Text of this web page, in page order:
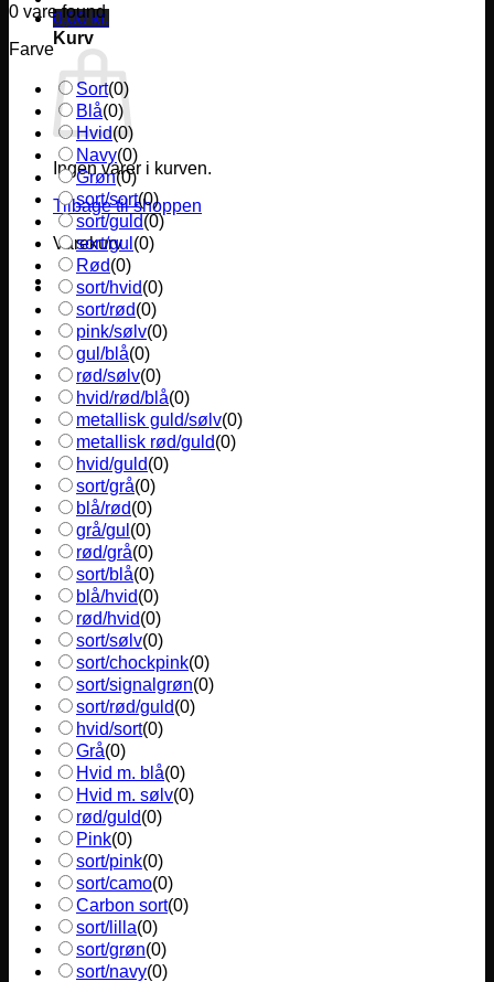
0,00 kr.
Kurv
Ingen varer i kurven.
Tilbage til shoppen
Varekurv
0 vare found
Farve
Sort(0)
Blå(0)
Hvid(0)
Navy(0)
Grøn(0)
sort/sort(0)
sort/guld(0)
sort/gul (0)
Rød(0)
sort/hvid(0)
sort/rød(0)
pink/sølv(0)
gul/blå(0)
rød/sølv(0)
hvid/rød/blå(0)
metallisk guld/sølv(0)
metallisk rød/guld(0)
hvid/guld(0)
sort/grå(0)
blå/rød(0)
grå/gul (0)
rød/grå(0)
sort/blå(0)
blå/hvid(0)
rød/hvid(0)
sort/sølv(0)
sort/chockpink(0)
sort/signalgrøn(0)
sort/rød/guld(0)
hvid/sort(0)
Grå(0)
Hvid m. blå(0)
Hvid m. sølv(0)
rød/guld(0)
Pink(0)
sort/pink(0)
sort/camo(0)
Carbon sort(0)
sort/lilla(0)
sort/grøn(0)
sort/navy(0)